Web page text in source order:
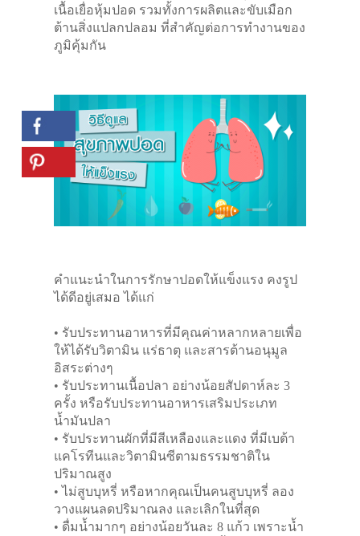
เนื้อเยื่อหุ้มปอด รวมทั้งการผลิตและขับเมือก
ต้านสิ่งแปลกปลอม ที่สำคัญต่อการทำงานของ
ภูมิคุ้มกัน
คำแนะนำในการรักษาปอดให้แข็งแรง คงรูป
ได้ดีอยู่เสมอ ได้แก่
• รับประทานอาหารที่มีคุณค่าหลากหลายเพื่อ
ให้ได้รับวิตามิน แร่ธาตุ และสารต้านอนุมูล
อิสระต่างๆ
• รับประทานเนื้อปลา อย่างน้อยสัปดาห์ละ 3
ครั้ง หรือรับประทานอาหารเสริมประเภท
น้ำมันปลา
• รับประทานผักที่มีสีเหลืองและแดง ที่มีเบต้า
แคโรทีนและวิตามินซีตามธรรมชาติใน
ปริมาณสูง
• ไม่สูบบุหรี่ หรือหากคุณเป็นคนสูบบุหรี่ ลอง
วางแผนลดปริมาณลง และเลิกในที่สุด
• ดื่มน้ำมากๆ อย่างน้อยวันละ 8 แก้ว เพราะน้ำ